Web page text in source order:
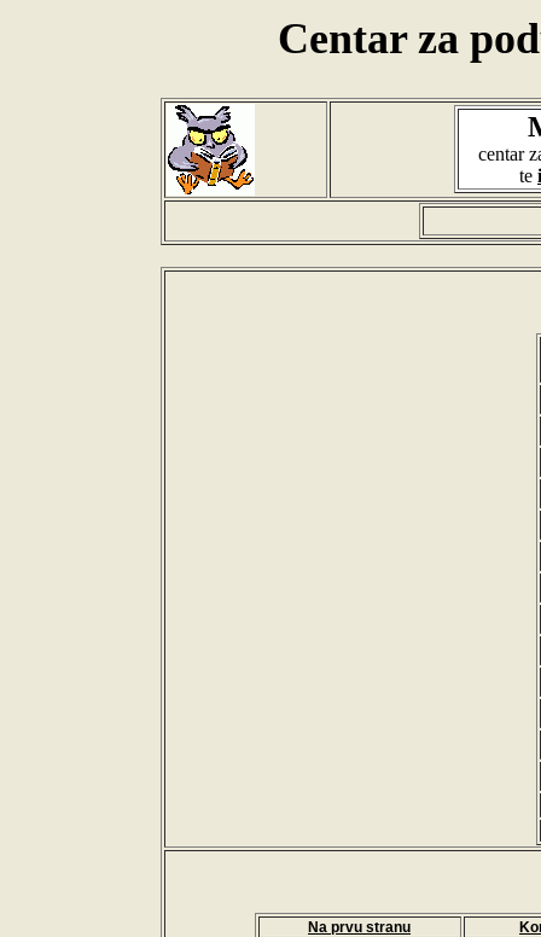
Centar za
centar
te
Na prvu stranu